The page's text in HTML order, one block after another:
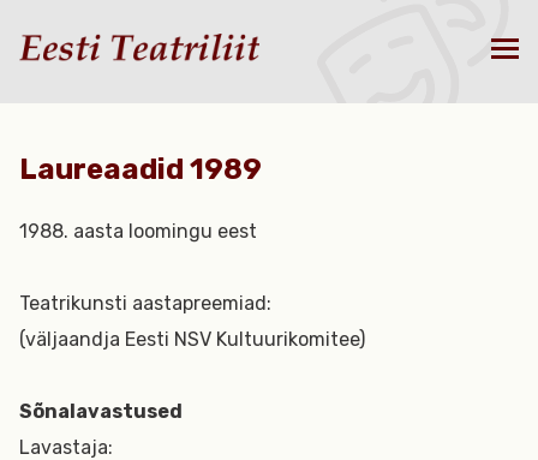
Laureaadid 1989
1988. aasta loomingu eest
Teatrikunsti aastapreemiad:
(väljaandja Eesti NSV Kultuurikomitee)
Sõnalavastused
Lavastaja: